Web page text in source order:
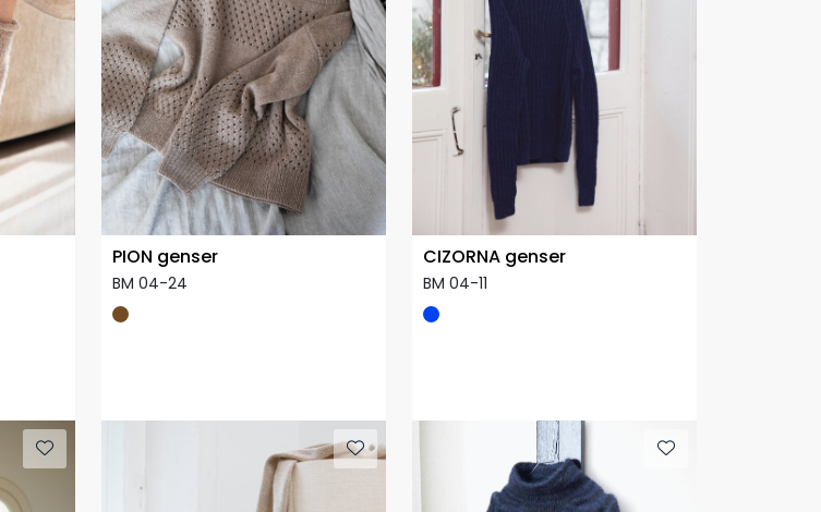
PION genser
BM 04-24
CIZORNA genser
BM 04-11